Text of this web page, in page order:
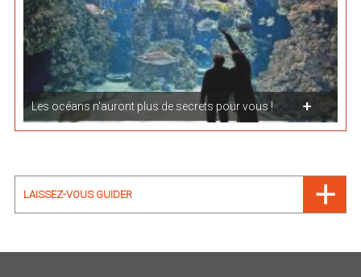
Les océans n'auront plus de secrets pour vous !
LAISSEZ-VOUS GUIDER